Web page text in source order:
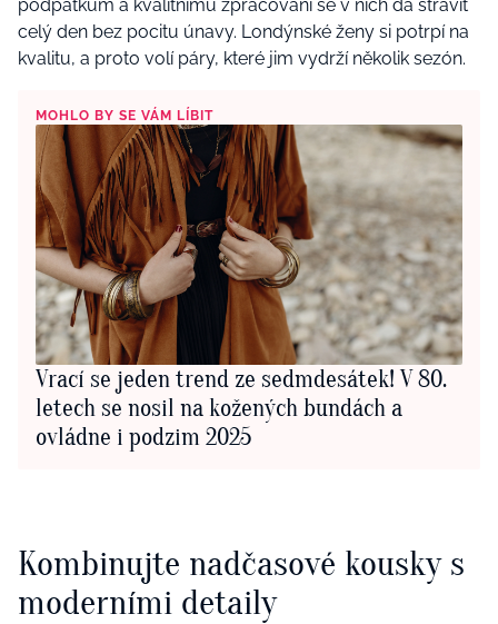
podpatkům a kvalitnímu zpracování se v nich dá strávit
celý den bez pocitu únavy. Londýnské ženy si potrpí na
kvalitu, a proto volí páry, které jim vydrží několik sezón.
MOHLO BY SE VÁM LÍBIT
Vrací se jeden trend ze sedmdesátek! V 80.
letech se nosil na kožených bundách a
ovládne i podzim 2025
Kombinujte nadčasové kousky s
moderními detaily